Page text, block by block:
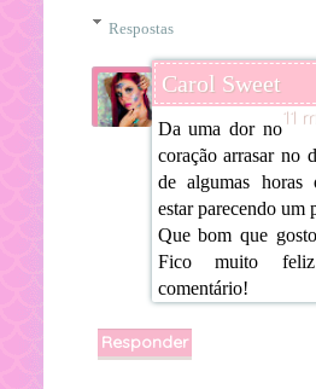
Respostas
Carol Sweet
11
Da uma dor no
coração arrasar no
de algumas horas
estar parecendo um
Que bom que
Fico muito
comentário!
Responder